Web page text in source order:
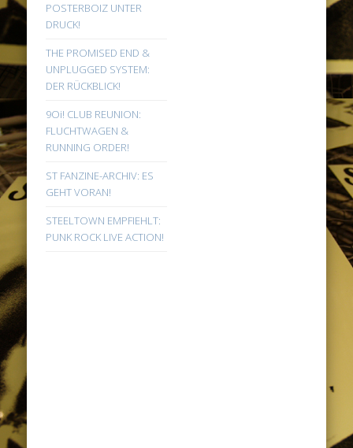
POSTERBOIZ UNTER
DRUCK!
THE PROMISED END &
UNPLUGGED SYSTEM:
DER RÜCKBLICK!
9Oi! CLUB REUNION:
FLUCHTWAGEN &
RUNNING ORDER!
ST FANZINE-ARCHIV: ES
GEHT VORAN!
STEELTOWN EMPFIEHLT:
PUNK ROCK LIVE ACTION!